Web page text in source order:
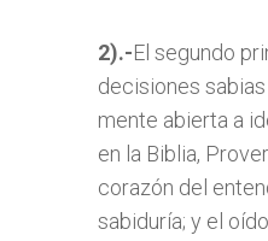
2).-El segundo
decisiones
mente abierta a
en la Biblia,
corazón del
sabiduría; y el